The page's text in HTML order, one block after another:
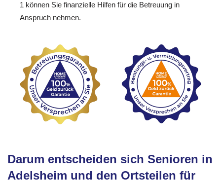
1 können Sie finanzielle Hilfen für die Betreuung in
Anspruch nehmen.
Darum entscheiden sich Senioren in
Adelsheim und den Ortsteilen für